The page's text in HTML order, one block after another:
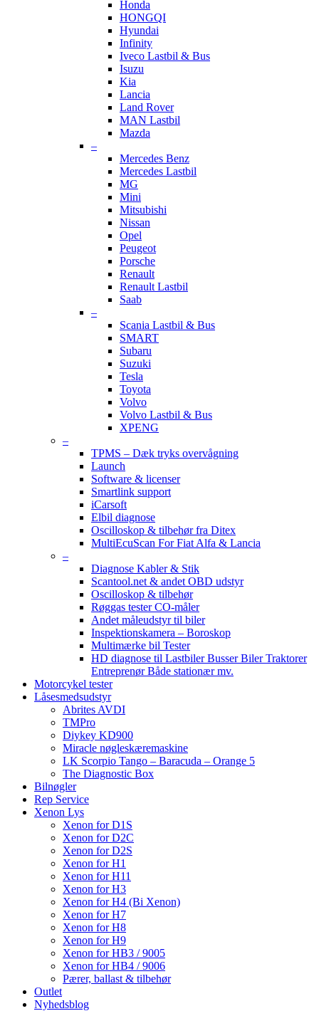
Honda
HONGQI
Hyundai
Infinity
Iveco Lastbil & Bus
Isuzu
Kia
Lancia
Land Rover
MAN Lastbil
Mazda
–
Mercedes Benz
Mercedes Lastbil
MG
Mini
Mitsubishi
Nissan
Opel
Peugeot
Porsche
Renault
Renault Lastbil
Saab
–
Scania Lastbil & Bus
SMART
Subaru
Suzuki
Tesla
Toyota
Volvo
Volvo Lastbil & Bus
XPENG
–
TPMS – Dæk tryks overvågning
Launch
Software & licenser
Smartlink support
iCarsoft
Elbil diagnose
Oscilloskop & tilbehør fra Ditex
MultiEcuScan For Fiat Alfa & Lancia
–
Diagnose Kabler & Stik
Scantool.net & andet OBD udstyr
Oscilloskop & tilbehør
Røggas tester CO-måler
Andet måleudstyr til biler
Inspektionskamera – Boroskop
Multimærke bil Tester
HD diagnose til Lastbiler Busser Biler Traktorer
Entreprenør Både stationær mv.
Motorcykel tester
Låsesmedsudstyr
Abrites AVDI
TMPro
Diykey KD900
Miracle nøgleskæremaskine
LK Scorpio Tango – Baracuda – Orange 5
The Diagnostic Box
Bilnøgler
Rep Service
Xenon Lys
Xenon for D1S
Xenon for D2C
Xenon for D2S
Xenon for H1
Xenon for H11
Xenon for H3
Xenon for H4 (Bi Xenon)
Xenon for H7
Xenon for H8
Xenon for H9
Xenon for HB3 / 9005
Xenon for HB4 / 9006
Pærer, ballast & tilbehør
Outlet
Nyhedsblog